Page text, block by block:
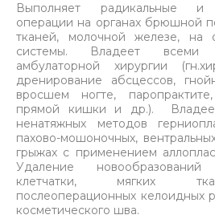
Выполняет радикальные и
операции на органах брюшной
тканей, молочной железе, на
системы. Владеет всеми
амбулаторной хирургии
дренирование абсцессов,
вросшем ногте,
прямой кишки и др.).
ненатяжных методов
пахово-мошоночных,
грыжах с применением
Удаление
клетчатки, мягких
послеоперационных келоидных
косметического шва.